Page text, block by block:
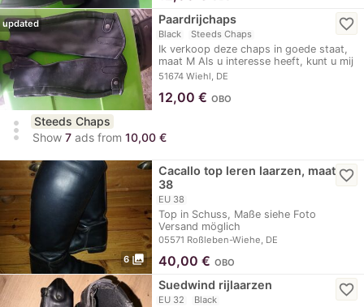
updated Paardrijchaps
Black Steeds Chaps
Ik verkoop deze chaps in goede staat,
maat M Als u interesse heeft, kunt u mij
gerust…
51674 Wiehl, DE
favorite_border
12,00 € OBO
more_vert
Steeds Chaps
Show 7 ads from 10,00 €
6 photo_library
Cacallo top leren laarzen, maat
38
EU 38
Top in Schuss, Maße siehe Foto
Versand möglich
05571 Roßleben-Wiehe, DE
favorite_border
40,00 € OBO
Suedwind rijlaarzen
EU 32 Black
favorite_border